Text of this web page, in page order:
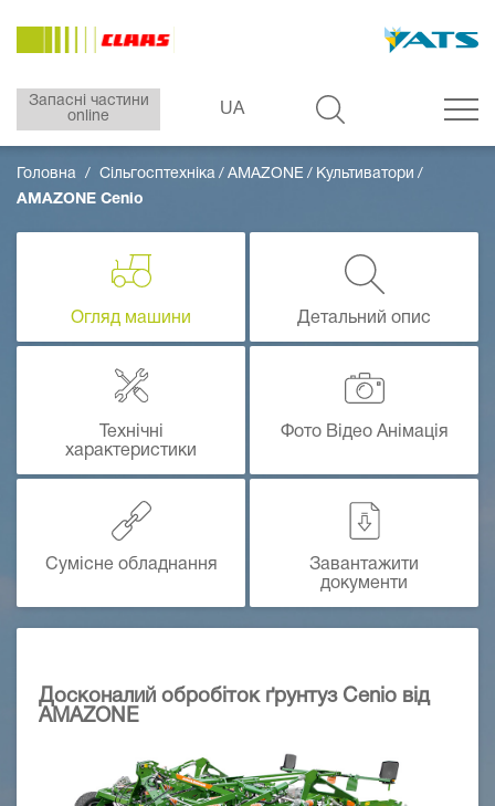
Запасні частини
online
UA
Головна Сільгосптехніка AMAZONE
Культиватори
AMAZONE Cenio
Огляд машини Детальний опис
Технічні
характеристики
Фото Відео Анімація
Сумісне обладнання
Завантажити
документи
Досконалий обробіток ґрунтуз Cenio від
AMAZONE